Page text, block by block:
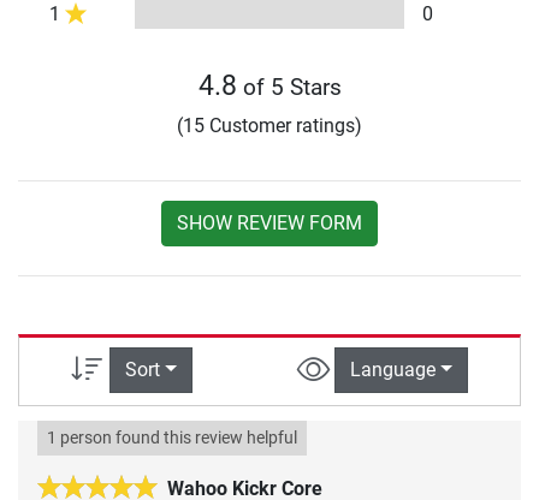
1 0
4.8 of 5 Stars
(15 Customer ratings)
SHOW REVIEW FORM
Sort Language
Wahoo Kickr Core
1 person found this review helpful